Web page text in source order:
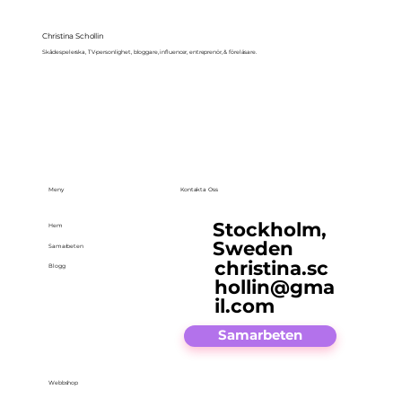
Christina Schollin
Skådespelerska, TV-personlighet, bloggare, influencer, entreprenör, & föreläsare.
Meny
Hem
Samarbeten
Blogg
Webbshop
Kontakta Oss
Stockholm,
Sweden
christina.sc
hollin@gma
il.com
Samarbeten